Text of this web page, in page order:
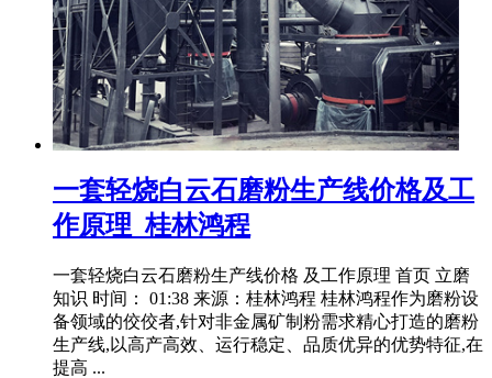
一套轻烧白云石磨粉生产线价格及工
作原理_桂林鸿程
一套轻烧白云石磨粉生产线价格 及工作原理 首页 立磨
知识 时间： 01:38 来源：桂林鸿程 桂林鸿程作为磨粉设
备领域的佼佼者,针对非金属矿制粉需求精心打造的磨粉
生产线,以高产高效、运行稳定、品质优异的优势特征,在
提高 ...